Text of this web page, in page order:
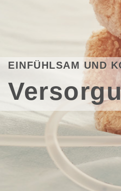
EINFÜHLSAM UND